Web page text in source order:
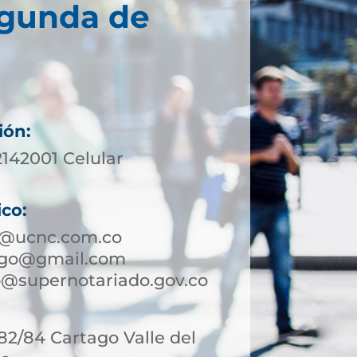
de
Celular
84 Cartago Valle del